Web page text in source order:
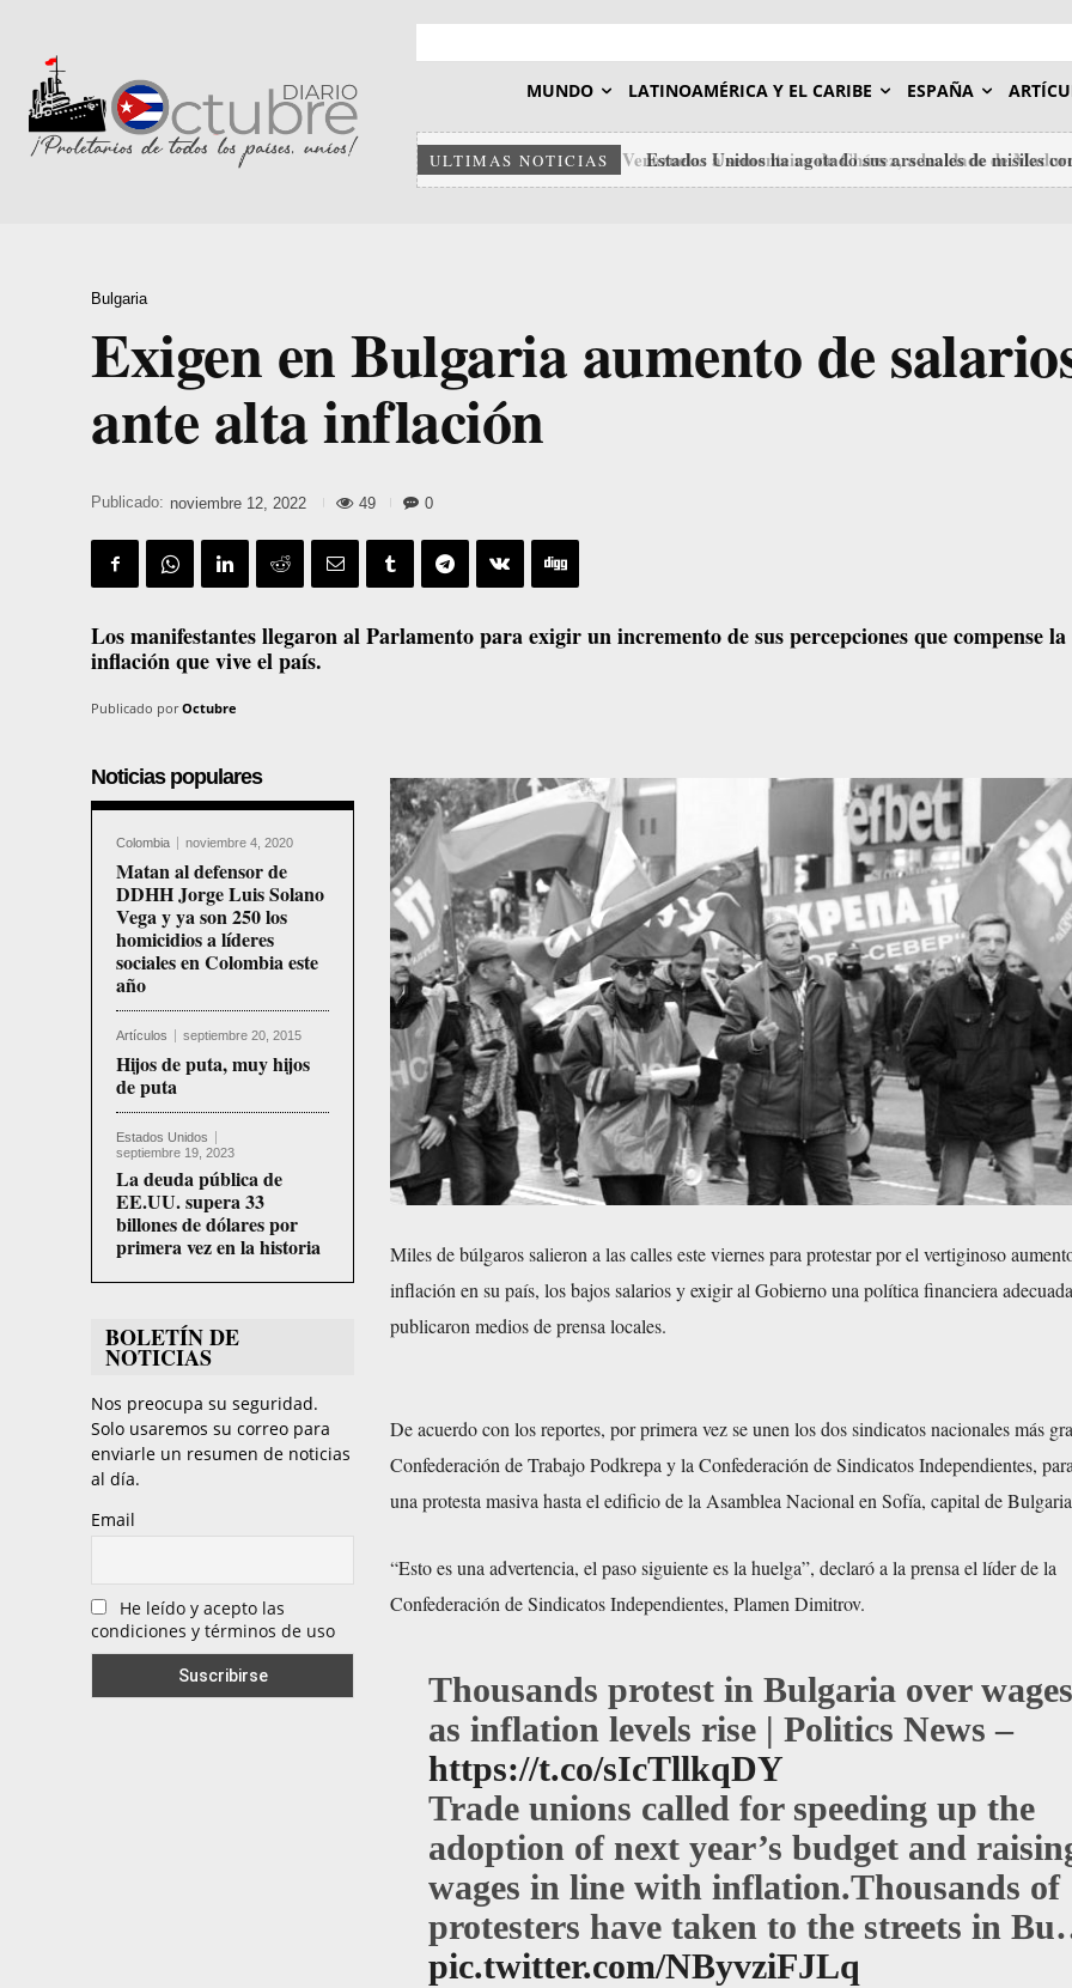
MUNDO LATINOAMÉRICA Y EL CARIBE ESPAÑA
ULTIMAS NOTICIAS Estados Unidos ha agotado sus arsenales de misiles
Bulgaria
Exigen en Bulgaria aumento de
ante alta inflación
Publicado: noviembre 12, 2022 49 0
Los manifestantes llegaron al Parlamento para exigir un incremento de sus percepciones que compense la
inflación que vive el país.
Publicado por Octubre
Noticias populares
Colombia noviembre 4, 2020
Matan al defensor de
DDHH Jorge Luis Solano
Vega y ya son 250 los
homicidios a líderes
sociales en Colombia este
año
Artículos septiembre 20, 2015
Hijos de puta, muy hijos
de puta
Estados Unidos
septiembre 19, 2023
La deuda pública de
EE.UU. supera 33
billones de dólares por
primera vez en la historia
BOLETÍN DE
NOTICIAS
Nos preocupa su seguridad.
Solo usaremos su correo para
enviarle un resumen de noticias
al día.
Email
He leído y acepto las
condiciones y términos de uso
Miles de búlgaros salieron a las calles este viernes para protestar por el vertiginoso
inflación en su país, los bajos salarios y exigir al Gobierno una política financiera
publicaron medios de prensa locales.
De acuerdo con los reportes, por primera vez se unen los dos sindicatos nacionales más
Confederación de Trabajo Podkrepa y la Confederación de Sindicatos Independientes,
una protesta masiva hasta el edificio de la Asamblea Nacional en Sofía, capital de
“Esto es una advertencia, el paso siguiente es la huelga”, declaró a la prensa el líder de la
Confederación de Sindicatos Independientes, Plamen Dimitrov.
Thousands protest in Bulgaria over wages
as inflation levels rise | Politics News –
https://t.co/sIcTllkqDY
Trade unions called for speeding up the
adoption of next year’s budget and
wages in line with inflation.Thousands of
protesters have taken to the streets in
pic.twitter.com/NByvziFJLq